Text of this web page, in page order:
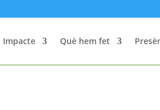
Impacte Què hem fet